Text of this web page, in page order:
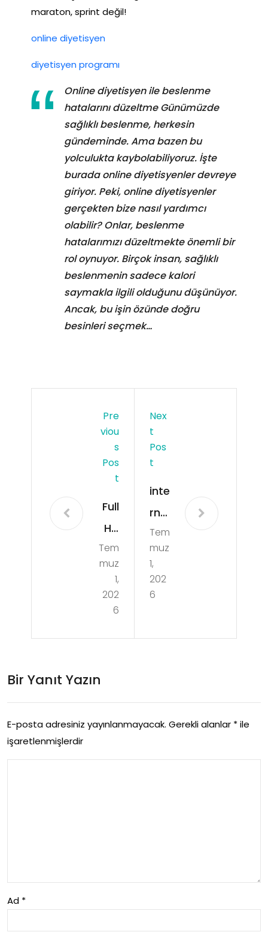
maraton, sprint değil!
online diyetisyen
diyetisyen programı
Online diyetisyen ile beslenme
hatalarını düzeltme Günümüzde
sağlıklı beslenme, herkesin
gündeminde. Ama bazen bu
yolculukta kaybolabiliyoruz. İşte
burada online diyetisyenler devreye
giriyor. Peki, online diyetisyenler
gerçekten bize nasıl yardımcı
olabilir? Onlar, beslenme
hatalarımızı düzeltmekte önemli bir
rol oynuyor. Birçok insan, sağlıklı
beslenmenin sadece kalori
saymakla ilgili olduğunu düşünüyor.
Ancak, bu işin özünde doğru
besinleri seçmek…
Pre
Viou
S
Pos
T
Full
Hiz
me
t
Dijit
al
Aja
dir
Tem
muz
1,
202
6
Nex
T
Pos
T
inte
rne
t
for
uml
arı
Tem
muz
1,
202
6
Bir Yanıt Yazın
E-posta adresiniz yayınlanmayacak. Gerekli alanlar *ile
işaretlenmişlerdir
Ad *